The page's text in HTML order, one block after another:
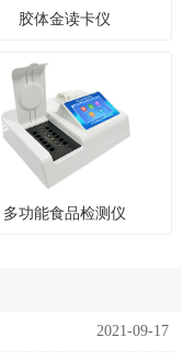
胶体金读卡仪
多功能食品检测仪
2021-09-17